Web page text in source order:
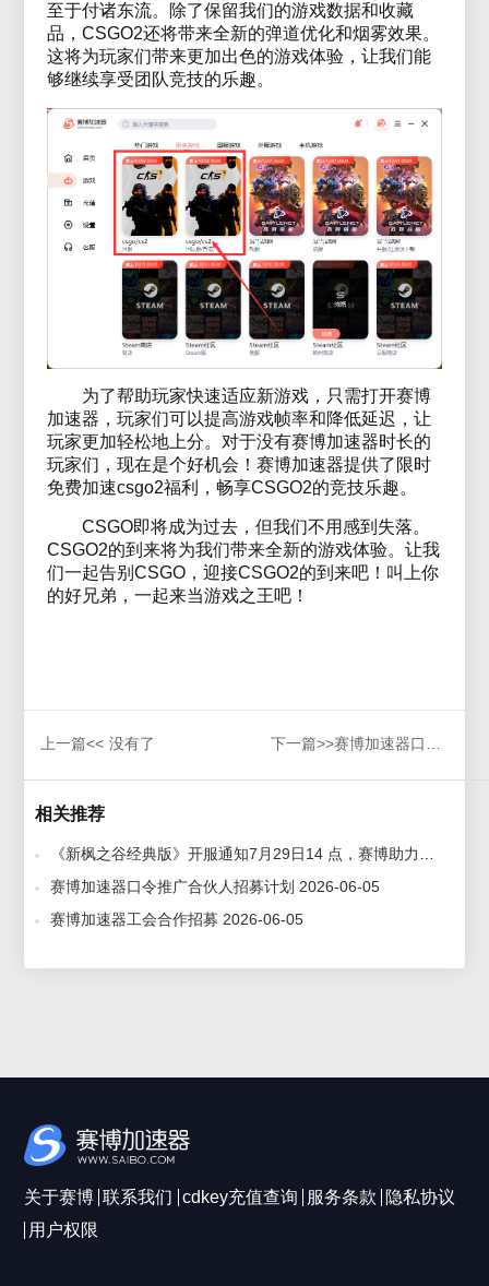
至于付诸东流。除了保留我们的游戏数据和收藏
品，CSGO2还将带来全新的弹道优化和烟雾效果。
这将为玩家们带来更加出色的游戏体验，让我们能
够继续享受团队竞技的乐趣。
为了帮助玩家快速适应新游戏，只需打开赛博
加速器，玩家们可以提高游戏帧率和降低延迟，让
玩家更加轻松地上分。对于没有赛博加速器时长的
玩家们，现在是个好机会！赛博加速器提供了限时
免费加速csgo2福利，畅享CSGO2的竞技乐趣。
CSGO即将成为过去，但我们不用感到失落。
CSGO2的到来将为我们带来全新的游戏体验。让我
们一起告别CSGO，迎接CSGO2的到来吧！叫上你
的好兄弟，一起来当游戏之王吧！
上一篇<< 没有了 下一篇>>赛博加速器口令推广合伙人招募计划
相关推荐
赛博加速器口令推广合伙人招募计划 2026-06-05
赛博加速器工会合作招募 2026-06-05
关于赛博 联系我们 cdkey充值查询 服务条款
隐私协议
用户权限